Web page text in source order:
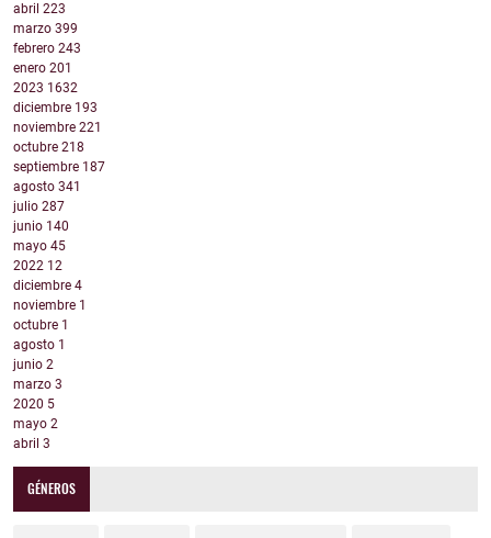
abril 223
marzo 399
febrero 243
enero 201
2023 1632
diciembre 193
noviembre 221
octubre 218
septiembre 187
agosto 341
julio 287
junio 140
mayo 45
2022 12
diciembre 4
noviembre 1
octubre 1
agosto 1
junio 2
marzo 3
2020 5
mayo 2
abril 3
GÉNEROS